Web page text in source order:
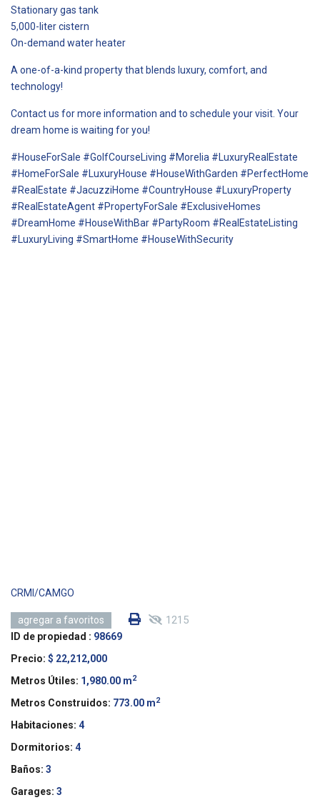
Stationary gas tank
5,000-liter cistern
On-demand water heater
A one-of-a-kind property that blends luxury, comfort, and
technology!
Contact us for more information and to schedule your visit. Your
dream home is waiting for you!
#HouseForSale #GolfCourseLiving #Morelia #LuxuryRealEstate
#HomeForSale #LuxuryHouse #HouseWithGarden #PerfectHome
#RealEstate #JacuzziHome #CountryHouse #LuxuryProperty
#RealEstateAgent #PropertyForSale #ExclusiveHomes
#DreamHome #HouseWithBar #PartyRoom #RealEstateListing
#LuxuryLiving #SmartHome #HouseWithSecurity
CRMI/CAMGO
agregar a favoritos 1215
ID de propiedad : 98669
Precio: $ 22,212,000
Metros Útiles: 1,980.00 m2
Metros Construidos: 773.00 m2
Habitaciones: 4
Dormitorios: 4
Baños: 3
Garages: 3